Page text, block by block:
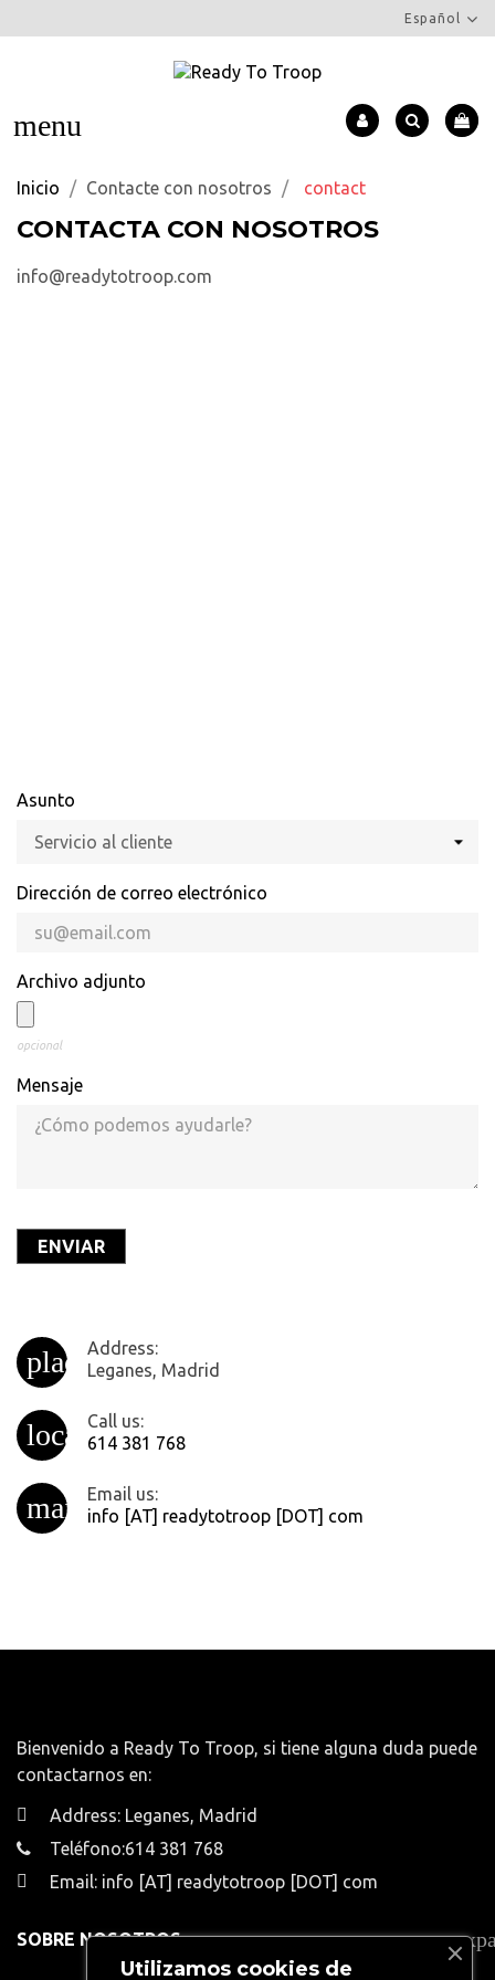
Español
menu
Inicio Contacte con nosotros contact
CONTACTA CON NOSOTROS
info@readytotroop.com
Asunto
Dirección de correo electrónico
Archivo adjunto
opcional
Mensaje
placeAddress:
Leganes, Madrid
local_phone
Call us:
614 381 768
mail_outline
Email us:
info [AT] readytotroop [DOT] com
Bienvenido a Ready To Troop, si tiene alguna duda puede
contactarnos en:
Address: Leganes, Madrid
Teléfono:614 381 768
Email: info [AT] readytotroop [DOT] com
SOBRE NOSOTROS
Utilizamos cookies de